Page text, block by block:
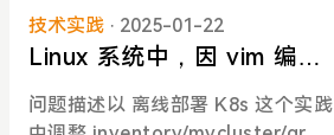
hostname new-hostname修改完
成后，重启系统使更改生效sudo re
boot验证更改# 方法1 hostname
# 方法2 hostnamectl # 方法3 cat
/etc/hostname注意事项主机名最
模式：American English系统加载
和扫描中计算机命名可以自定义设
写，直接【Continue】设置 root
ame返回根目录cd /查看当前目录
的完整路径pwd返回多级目录cd
../.. # 返回上两级目录 cd ../directo
ry # 返回上一级后进入指定目录使
技术实践 · 2025-01-22
Linux 系统中，因 vim 编辑
器意外关闭或系统崩溃造成
的交换文件问题
问题描述以 离线部署 K8s 这个实践